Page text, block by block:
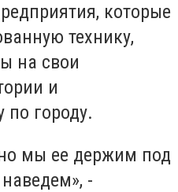
которые
технику,
на свои
и
по городу.
мы ее держим под
-